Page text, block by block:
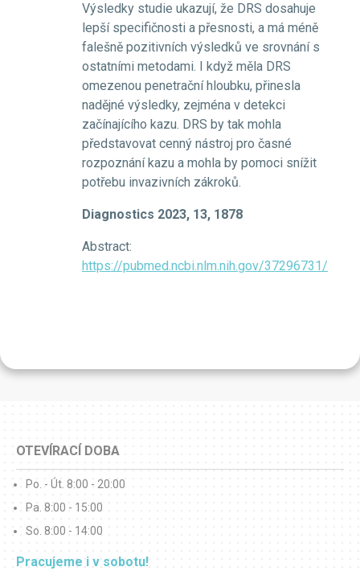
Výsledky studie ukazují, že DRS dosahuje
lepší specifičnosti a přesnosti, a má méně
falešně pozitivních výsledků ve srovnání s
ostatními metodami. I když měla DRS
omezenou penetrační hloubku, přinesla
nadějné výsledky, zejména v detekci
začínajícího kazu. DRS by tak mohla
představovat cenný nástroj pro časné
rozpoznání kazu a mohla by pomoci snížit
potřebu invazivních zákroků.
Diagnostics 2023, 13, 1878
Abstract:
https://pubmed.ncbi.nlm.nih.gov/37296731/
OTEVÍRACÍ DOBA
Po. - Út. 8:00 - 20:00
Pa. 8:00 - 15:00
So. 8:00 - 14:00
Pracujeme i v sobotu!